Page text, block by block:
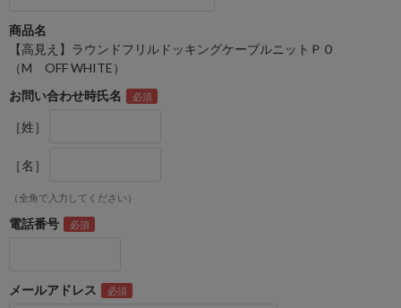
商品名
【高見え】ラウンドフリルドッキングケーブルニットＰＯ
（M OFF WHITE）
お問い合わせ時氏名
［姓］
［名］
（全角で入力してください）
電話番号
メールアドレス